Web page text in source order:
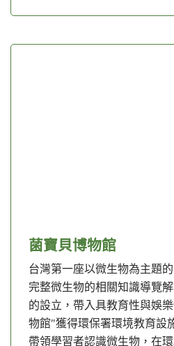
菌寶貝博物館
台灣第一座以微生物為主題
完整微生物的相關知識導覽
的設立，帶入具教育性與娛
物館"獲得環保署環境教育設
帶領學習者認識微生物，在